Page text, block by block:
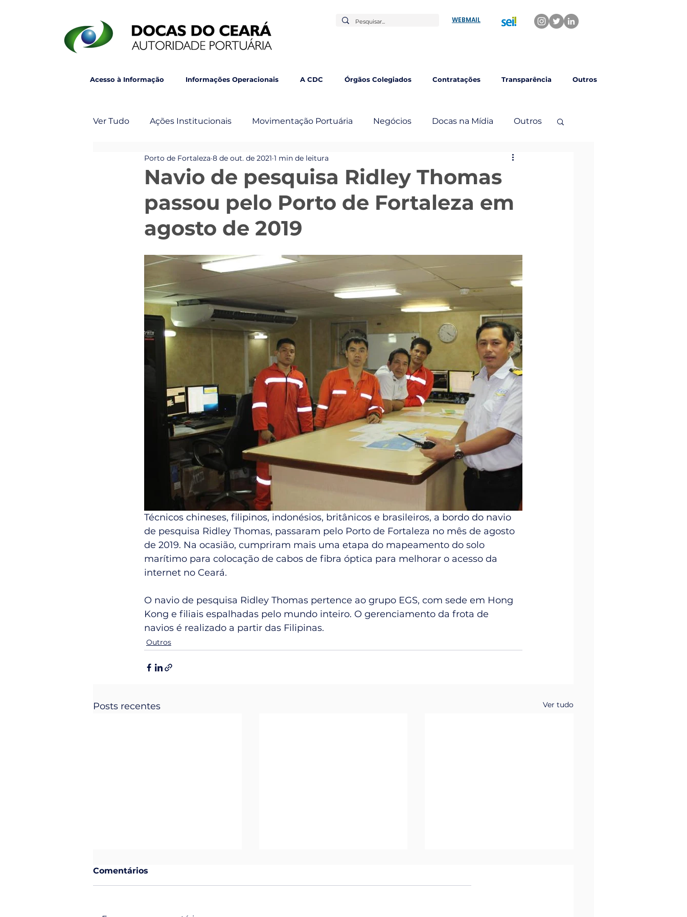
WEBMAIL
Acesso à Informação Informações Operacionais A CDC Órgãos Colegiados Contratações Transparência Outros
Ver Tudo Ações Institucionais Movimentação Portuária Negócios Docas na Mídia Outros
Post Principal Veja Também
Navio de pesquisa Ridley Thomas
passou pelo Porto de Fortaleza em
agosto de 2019
Porto de Fortaleza 8 de out. de 2021 1 min de leitura
Técnicos chineses, filipinos, indonésios, britânicos e brasileiros, a bordo do navio
de pesquisa Ridley Thomas, passaram pelo Porto de Fortaleza no mês de agosto
de 2019. Na ocasião, cumpriram mais uma etapa do mapeamento do solo
marítimo para colocação de cabos de fibra óptica para melhorar o acesso da
internet no Ceará.
O navio de pesquisa Ridley Thomas pertence ao grupo EGS, com sede em Hong
Kong e filiais espalhadas pelo mundo inteiro. O gerenciamento da frota de
navios é realizado a partir das Filipinas.
Outros
Posts recentes Ver tudo
Comentários